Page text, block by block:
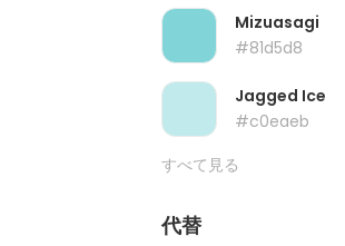
Mizuasagi
#81d5d8
Jagged Ice
#c0eaeb
すべて見る
代替